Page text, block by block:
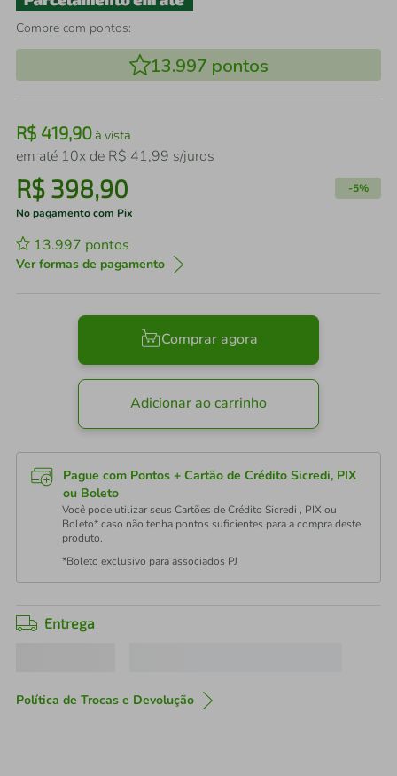
Compre com pontos:
13.997 pontos
R$ 419,90à vista
em até 10x de R$ 41,99 s/juros
R$ 398,90 -5%
No pagamento com Pix
13.997 pontos
Ver formas de pagamento
Comprar agora
Adicionar ao carrinho
Pague com Pontos + Cartão de Crédito Sicredi, PIX
ou Boleto
Você pode utilizar seus Cartões de Crédito Sicredi , PIX ou
Boleto* caso não tenha pontos suficientes para a compra deste
produto.
*Boleto exclusivo para associados PJ
Entrega
Política de Trocas e Devolução